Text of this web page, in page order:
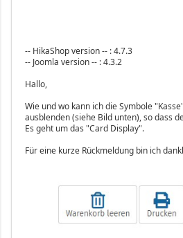
-- HikaShop version -- : 4.7.3
-- Joomla version -- : 4.3.2
Hallo,
Wie und wo kann ich die Symbole
ausblenden (siehe Bild unten), so dass
Es geht um das "Card Display".
Für eine kurze Rückmeldung bin ich